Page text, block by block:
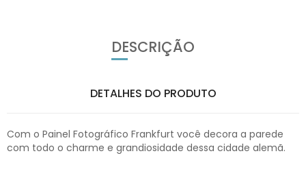
DESCRIÇÃO
DETALHES DO PRODUTO
Com o Painel Fotográfico Frankfurt você decora a parede
com todo o charme e grandiosidade dessa cidade alemã.